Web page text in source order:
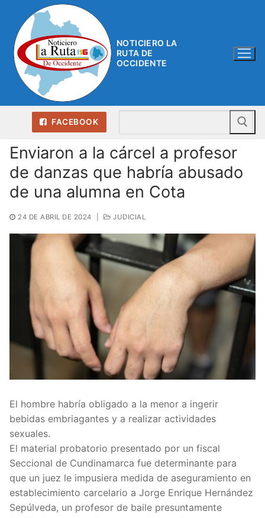
contenido
NOTICIERO LA
RUTA DE
OCCIDENTE
FACEBOOK
Enviaron a la cárcel a profesor
de danzas que habría abusado
de una alumna en Cota
24 DE ABRIL DE 2024 JUDICIAL
El hombre habría obligado a la menor a ingerir
bebidas embriagantes y a realizar actividades
sexuales.
El material probatorio presentado por un fiscal
Seccional de Cundinamarca fue determinante para
que un juez le impusiera medida de aseguramiento en
establecimiento carcelario a Jorge Enrique Hernández
Sepúlveda, un profesor de baile presuntamente